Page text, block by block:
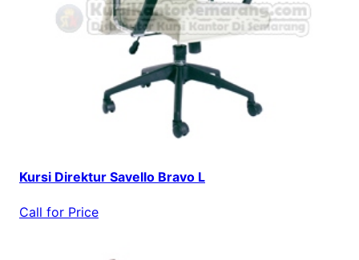
Kursi Direktur Savello Bravo L
Call for Price